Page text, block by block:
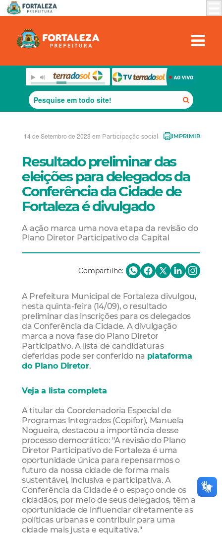
14 de Setembro de 2023 em Participação social IMPRIMIR
Resultado preliminar das
eleições para delegados da
Conferência da Cidade de
Fortaleza é divulgado
A ação marca uma nova etapa da revisão do
Plano Diretor Participativo da Capital
Compartilhe:
A Prefeitura Municipal de Fortaleza divulgou,
nesta quinta-feira (14/09), o resultado
preliminar das inscrições para os delegados
da Conferência da Cidade. A divulgação
marca a nova fase do Plano Diretor
Participativo. A lista de candidaturas
deferidas pode ser conferido na plataforma
do Plano Diretor.
Veja a lista completa
A titular da Coordenadoria Especial de
Programas Integrados (Copifor), Manuela
Nogueira, destacou a importância desse
processo democrático: "A revisão do Plano
Diretor Participativo de Fortaleza é uma
oportunidade única para repensarmos o
futuro da nossa cidade de forma mais
sustentável, inclusiva e participativa. A
Conferência da Cidade é o espaço onde os
cidadãos, por meio de seus delegados, têm a
oportunidade de influenciar diretamente as
políticas urbanas e contribuir para uma
cidade mais justa e equitativa."